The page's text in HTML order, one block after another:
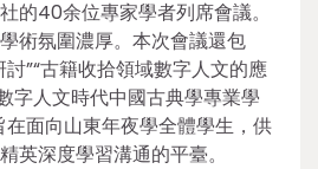
的40余位專家學者列席會議。
術氛圍濃厚。本次會議還包
”“古籍收拾領域數字人文的應
字人文時代中國古典學專業學
在面向山東年夜學全體學生，供
英深度學習溝通的平臺。